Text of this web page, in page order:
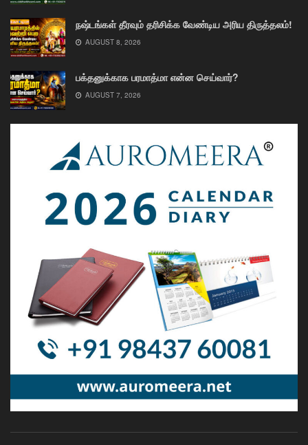
நஷ்டங்கள் தீரவும் தரிசிக்க வேண்டிய அரிய திருத்தலம்!
AUGUST 8, 2026
பக்தனுக்காக பரமாத்மா என்ன செய்வார்?
AUGUST 7, 2026